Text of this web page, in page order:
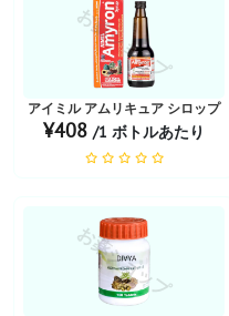
お薬ショップ
アイミル アムリキュア シロップ
¥408 /1 ボトルあたり
お薬ショップ